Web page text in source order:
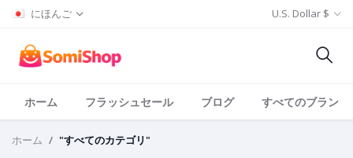
にほんご U.S. Dollar $
ホーム フラッシュセール ブログ すべてのブランド
ホーム "すべてのカテゴリ"